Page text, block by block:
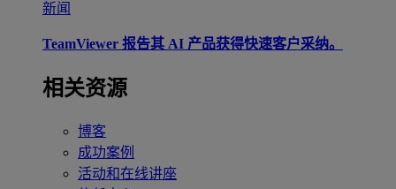
新闻
TeamViewer 报告其 AI 产品获得快速客户采纳。
相关资源
博客
成功案例
活动和在线讲座